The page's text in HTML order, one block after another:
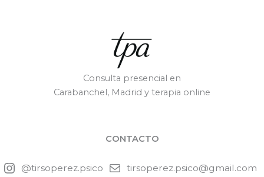
Consulta presencial en
Carabanchel, Madrid y terapia online
CONTACTO
@tirsoperez.psico tirsoperez.psico@gmail.com